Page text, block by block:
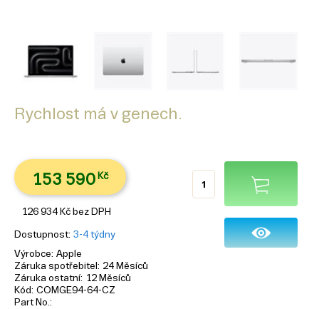
Rychlost má v genech.
153 590 Kč
126 934 Kč bez DPH
Dostupnost 3-4 týdny
Výrobce Apple
Záruka spotřebitel
24 Měsíců
Záruka ostatní 12 Měsíců
Kód COMGE94-64-CZ
Part No.